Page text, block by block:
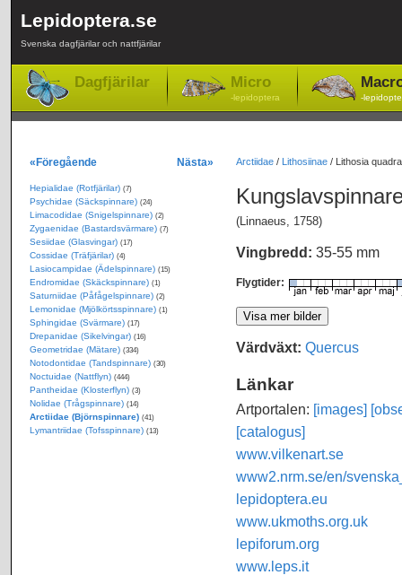
Lepidoptera.se
Svenska dagfjärilar och nattfjärilar
Dagfjärilar Micro
-lepidoptera -
Arctiidae/ Lithosiinae/ Lithosia
(Linnaeus, 1758)
Vingbredd: 35-55 mm
Flygtider:
Värdväxt: Quercus
Länkar
Artportalen: [images]
[catalogus]
www.vilkenart.se
www2.nrm.se/en/
lepidoptera.eu
www.ukmoths.org.uk
lepiforum.org
www.leps.it
«Föregående Nästa»
Hepialidae (Rotfjärilar) (7)
Psychidae (Säckspinnare) (24)
Limacodidae (Snigelspinnare) (2)
Zygaenidae (Bastardsvärmare) (7)
Sesiidae (Glasvingar) (17)
Cossidae (Träfjärilar) (4)
Lasiocampidae (Ädelspinnare) (15)
Endromidae (Skäckspinnare) (1)
Saturniidae (Påfågelspinnare) (2)
Lemonidae (Mjölkörtsspinnare) (1)
Sphingidae (Svärmare) (17)
Drepanidae (Sikelvingar) (16)
Geometridae (Mätare) (334)
Notodontidae (Tandspinnare) (30)
Noctuidae (Nattflyn) (444)
Pantheidae (Klosterflyn) (3)
Nolidae (Trågspinnare) (14)
Arctiidae (Björnspinnare) (41)
Lymantriidae (Tofsspinnare) (13)